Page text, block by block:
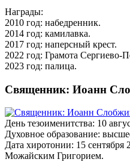
Награды:
2010 год: набедренник.
2014 год: камилавка.
2017 год: наперсный крест.
2022 год: Грамота Сергиево-
2023 год: палица.
Священник: Иоанн
День тезоименитства: 10
Духовное образование:
Дата хиротонии: 15 сентября
Можайским Григорием.